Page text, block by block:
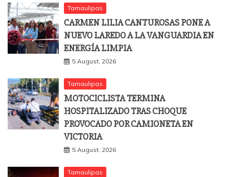
Tamaulipas
CARMEN LILIA CANTUROSAS PONE A
NUEVO LAREDO A LA VANGUARDIA EN
ENERGÍA LIMPIA
5 August, 2026
Tamaulipas
MOTOCICLISTA TERMINA
HOSPITALIZADO TRAS CHOQUE
PROVOCADO POR CAMIONETA EN
VICTORIA
5 August, 2026
Tamaulipas